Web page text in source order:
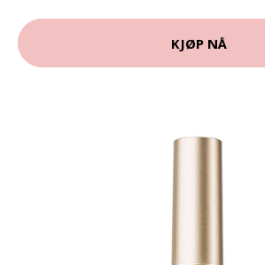
KJØP NÅ